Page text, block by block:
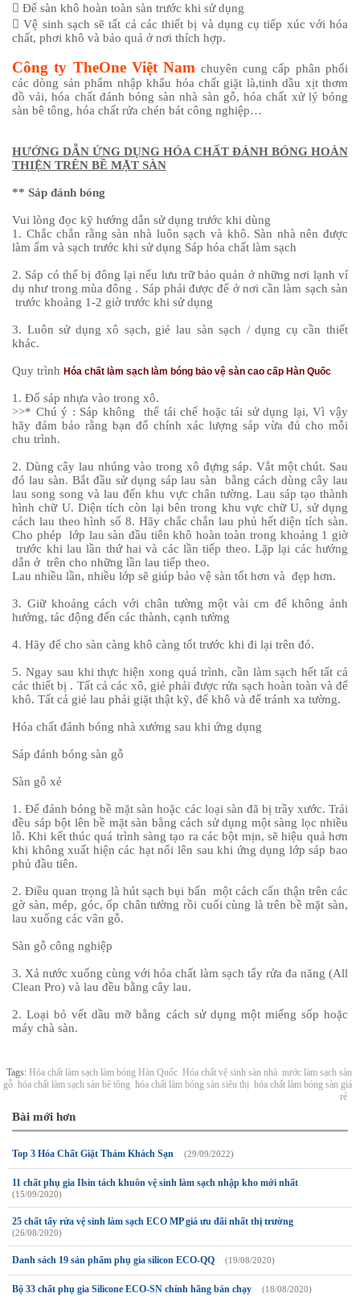
 Để sàn khô hoàn toàn sàn trước khi sử dụng
 Vệ sinh sạch sẽ tất cả các thiết bị và dụng cụ tiếp xúc với hóa
chất, phơi khô và bảo quả ở nơi thích hợp.
Công ty TheOne Việt Nam chuyên cung cấp phân phối
các dòng sản phẩm nhập khẩu hóa chất giặt là,tinh dầu xịt thơm
đồ vải, hóa chất đánh bóng sàn nhà sàn gỗ, hóa chất xử lý bóng
sàn bê tông, hóa chất rửa chén bát công nghiệp…
HƯỚNG DẪN ỨNG DỤNG HÓA CHẤT ĐÁNH BÓNG HOÀN
THIỆN TRÊN BỀ MẶT SÀN
** Sáp đánh bóng
Vui lòng đọc kỹ hướng dẫn sử dụng trước khi dùng
1. Chắc chắn rằng sàn nhà luôn sạch và khô. Sàn nhà nên được
làm ẩm và sạch trước khi sử dụng Sáp hóa chất làm sạch
2. Sáp có thể bị đông lại nếu lưu trữ bảo quản ở những nơi lạnh ví
dụ như trong mùa đông . Sáp phải được để ở nơi cần làm sạch sàn
trước khoảng 1-2 giờ trước khi sử dụng
3. Luôn sử dụng xô sạch, giẻ lau sàn sạch / dụng cụ cần thiết
khác.
Quy trình Hóa chất làm sạch làm bóng bảo vệ sàn cao cấp Hàn Quốc
1. Đổ sáp nhựa vào trong xô.
>>* Chú ý : Sáp không thể tái chế hoặc tái sử dụng lại, Vì vậy
hãy đảm bảo rằng bạn đổ chính xác lượng sáp vừa đủ cho mỗi
chu trình.
2. Dùng cây lau nhúng vào trong xô đựng sáp. Vắt một chút. Sau
đó lau sàn. Bắt đầu sử dụng sáp lau sàn bằng cách dùng cây lau
lau song song và lau đến khu vực chân tường. Lau sáp tạo thành
hình chữ U. Diện tích còn lại bên trong khu vực chữ U, sử dụng
cách lau theo hình số 8. Hãy chắc chắn lau phủ hết diện tích sàn.
Cho phép lớp lau sàn đầu tiên khô hoàn toàn trong khoảng 1 giờ
trước khi lau lần thứ hai và các lần tiếp theo. Lặp lại các hướng
dẫn ở trên cho những lần lau tiếp theo.
Lau nhiều lần, nhiều lớp sẽ giúp bảo vệ sàn tốt hơn và đẹp hơn.
3. Giữ khoảng cách với chân tường một vài cm để không ảnh
hưởng, tác động đến các thành, cạnh tường
4. Hãy để cho sàn càng khô càng tốt trước khi đi lại trên đó.
5. Ngay sau khi thực hiện xong quá trình, cần làm sạch hết tất cả
các thiết bị . Tất cả các xô, giẻ phải được rửa sạch hoàn toàn và để
khô. Tất cả giẻ lau phải giặt thật kỹ, để khô và để tránh xa tường.
Hóa chất đánh bóng nhà xưởng sau khi ứng dụng
Sáp đánh bóng sàn gỗ
Sàn gỗ xẻ
1. Để đánh bóng bề mặt sàn hoặc các loại sàn đã bị trầy xước. Trải
đều sáp bột lên bề mặt sàn bằng cách sử dụng một sàng lọc nhiều
lỗ. Khi kết thúc quá trình sàng tạo ra các bột mịn, sẽ hiệu quả hơn
khi không xuất hiện các hạt nổi lên sau khi ứng dụng lớp sáp bao
phủ đầu tiên.
2. Điều quan trọng là hút sạch bụi bẩn một cách cẩn thận trên các
gờ sàn, mép, góc, ốp chân tường rồi cuối cùng là trên bề mặt sàn,
lau xuống các vân gỗ.
Sàn gỗ công nghiệp
3. Xả nước xuống cùng với hóa chất làm sạch tẩy rửa đa năng (All
Clean Pro) và lau đều bằng cây lau.
2. Loại bỏ vết dầu mỡ bằng cách sử dụng một miếng sốp hoặc
máy chà sàn.
Tags: Hóa chất làm sạch làm bóng Hàn Quốc Hóa chất vệ sinh sàn nhà nước làm sạch sàn
gỗ hóa chất làm sạch sàn bê tông hóa chất làm bóng sàn siêu thị hóa chất làm bóng sàn giá
rẻ
Bài mới hơn
Top 3 Hóa Chất Giặt Thảm Khách Sạn (29/09/2022)
11 chất phụ gia Ilsin tách khuôn vệ sinh làm sạch nhập kho mới nhất
(15/09/2020)
25 chất tẩy rửa vệ sinh làm sạch ECO MP giá ưu đãi nhất thị trường
(26/08/2020)
Danh sách 19 sản phẩm phụ gia silicon ECO-QQ (19/08/2020)
Bộ 33 chất phụ gia Silicone ECO-SN chính hãng bán chạy (18/08/2020)